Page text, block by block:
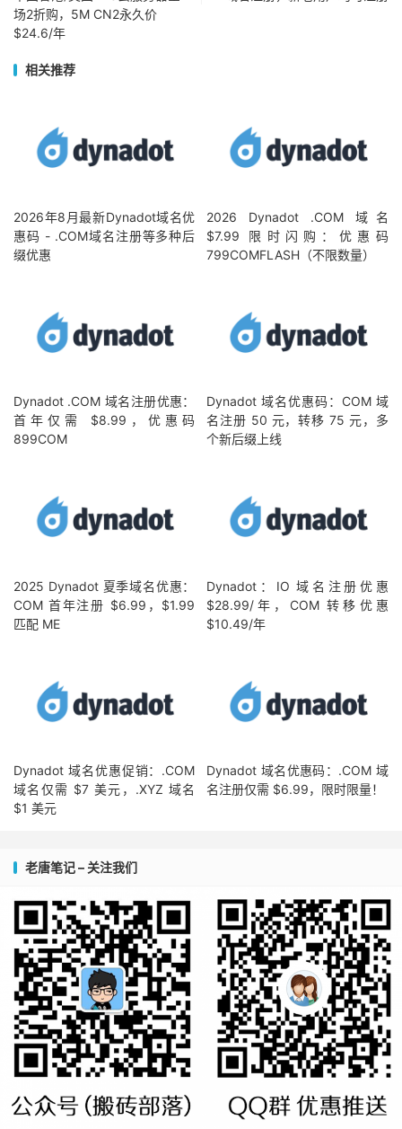
场2折购，5M CN2永久价
$24.6/年
相关推荐
2026年8月最新Dynadot域名优
惠码 - .COM域名注册等多种后
缀优惠
2026 Dynadot .COM 域名
$7.99 限时闪购：优惠码
799COMFLASH（不限数量）
Dynadot .COM 域名注册优惠：
首年仅需 $8.99，优惠码
899COM
Dynadot 域名优惠码：COM 域
名注册 50 元，转移 75 元，多
个新后缀上线
2025 Dynadot 夏季域名优惠：
COM 首年注册 $6.99，$1.99
匹配 ME
Dynadot：IO 域名注册优惠
$28.99/年，COM 转移优惠
$10.49/年
Dynadot 域名优惠促销：.COM
域名仅需 $7 美元，.XYZ 域名
$1 美元
Dynadot 域名优惠码：.COM 域
名注册仅需 $6.99，限时限量！
老唐笔记 – 关注我们